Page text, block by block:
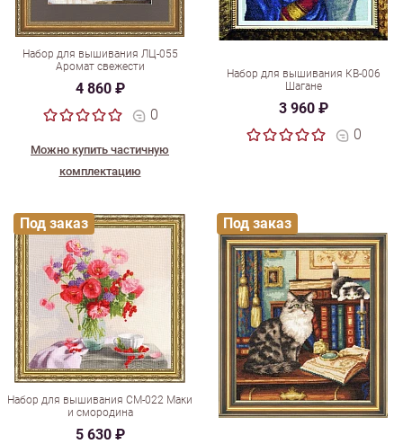
Набор для вышивания ЛЦ-055
Аромат свежести
4 860 ₽
0
Можно купить частичную
комплектацию
Набор для вышивания КВ-006
Шагане
3 960 ₽
0
Набор для вышивания СМ-022 Маки
и смородина
5 630 ₽
Под заказ Под заказ